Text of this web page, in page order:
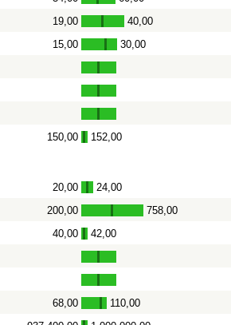
19,00 - 40,00
15,00 - 30,00
150,00 - 152,00
20,00 - 24,00
200,00 - 758,00
40,00 - 42,00
68,00 - 110,00